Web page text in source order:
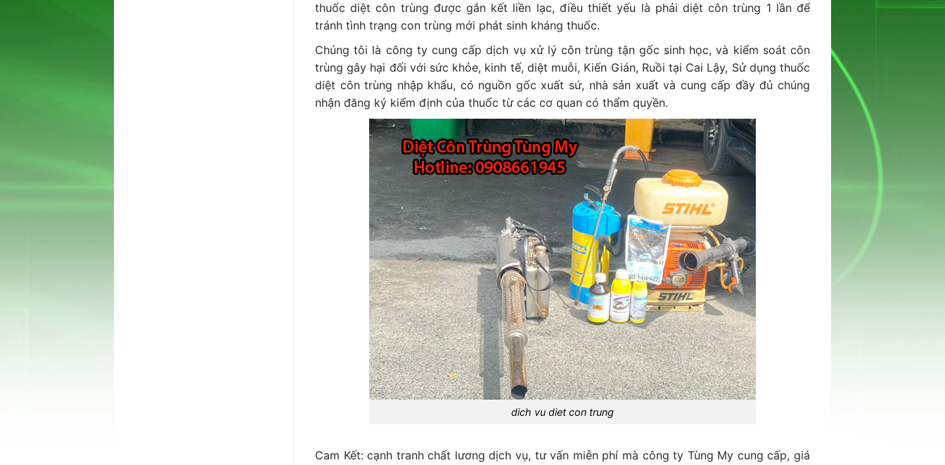
thuốc diệt côn trùng được gắn kết liền lạc, điều thiết yếu là phải diệt côn trùng 1 lần để
tránh tình trạng con trùng mới phát sinh kháng thuốc.
Chúng tôi là công ty cung cấp dịch vụ xử lý côn trùng tận gốc sinh học, và kiểm soát côn
trùng gây hại đối với sức khỏe, kinh tế, diệt muỗi, Kiến Gián, Ruồi tại Cai Lậy, Sử dụng thuốc
diệt côn trùng nhập khẩu, có nguồn gốc xuất sứ, nhà sản xuất và cung cấp đầy đủ chúng
nhận đăng ký kiểm định của thuốc từ các cơ quan có thẩm quyền.
dich vu diet con trung
Cam Kết: cạnh tranh chất lương dịch vụ, tư vấn miễn phí mà công ty Tùng My cung cấp, giá